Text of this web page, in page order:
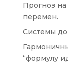
Прогноз
перемен.
Системы
“формулу